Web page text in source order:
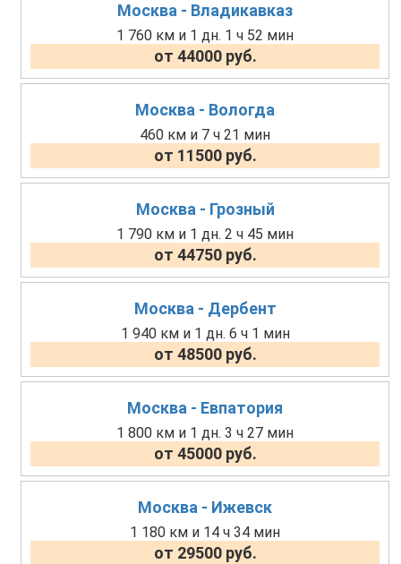
Москва - Владикавказ
1 760 км и 1 дн. 1 ч 52 мин
от 44000 руб.
Москва - Вологда
460 км и 7 ч 21 мин
от 11500 руб.
Москва - Грозный
1 790 км и 1 дн. 2 ч 45 мин
от 44750 руб.
Москва - Дербент
1 940 км и 1 дн. 6 ч 1 мин
от 48500 руб.
Москва - Евпатория
1 800 км и 1 дн. 3 ч 27 мин
от 45000 руб.
Москва - Ижевск
1 180 км и 14 ч 34 мин
от 29500 руб.